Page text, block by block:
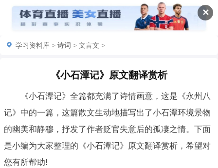
✕
学习资料库 > 诗词 > 文言文 >
《小石潭记》原文翻译赏析
《小石潭记》全篇都充满了诗情画意，这是《永州八
记》中的一篇，这篇散文生动地描写出了小石潭环境景物
的幽美和静穆，抒发了作者贬官失意后的孤凄之情。下面
是小编为大家整理的《小石潭记》原文翻译赏析，希望对
您有所帮助!